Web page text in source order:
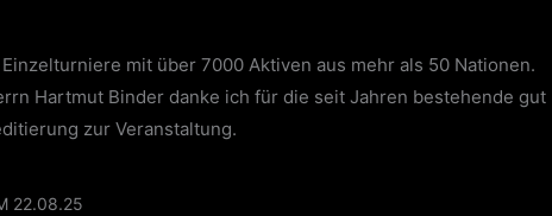
mit über 7000 Aktiven aus mehr als 50 Nationen.
Hartmut Binder danke ich für die seit Jahren bestehende gut
zur Veranstaltung.
22.08.25